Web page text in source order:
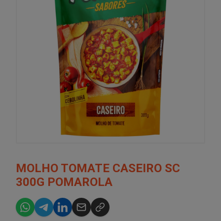
MOLHO TOMATE CASEIRO SC
300G POMAROLA